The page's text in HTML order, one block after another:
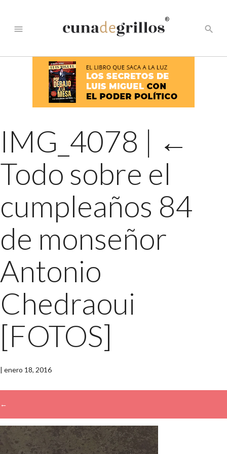
menu
®
search
IMG_4078 | ←
Todo sobre el
cumpleaños 84
de monseñor
Antonio
Chedraoui
[FOTOS]
| enero 18, 2016
←
→